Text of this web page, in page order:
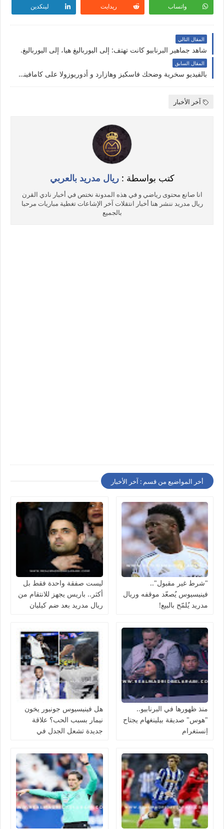
واتساب ريدايت لينكدين
المقال التالي
شاهد جماهير البرنابيو كانت تهتف: إلى اليورباليغ هيا، إلى اليورباليغ.
المقال السابق
بالفيديو سخرية وضحك فاسكيز وهازارد و أدوريوزولا على كامافينجا وطريقة إدعاءه الإصابة .
آخر الأخبار
كتب بواسطة :ريال مدريد بالعربي
انا صانع محتوى رياضي و في هذه المدونة نختص في أخبار نادي القرن
ريال مدريد ننشر هنا أخبار انتقلات آخر الإشاعات تغطية مباريات مرحبا
بالجميع
أخر المواضيع من قسم : آخر الأخبار
"شرط غير مقبول"..
فينيسيوس يُصعّد موقفه وريال
مدريد يُلمّح بالبيع!
ليست صفقة واحدة فقط بل
أكثر.. باريس يجهز للانتقام من
ريال مدريد بعد ضم كيليان
منذ ظهورها في البرنابيو..
"هوس" صديقة بيلينغهام يجتاح
إنستغرام
هل فينيسيوس جونيور يخون
نيمار بسبب الحب؟ علاقة
جديدة تشعل الجدل في